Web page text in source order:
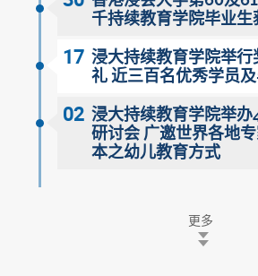
千持续教育学院毕业生
17 浸大持续教育学院举
礼 近三百名优秀学员
02 浸大持续教育学院举
研讨会 广邀世界各地
本之幼儿教育方式
更多